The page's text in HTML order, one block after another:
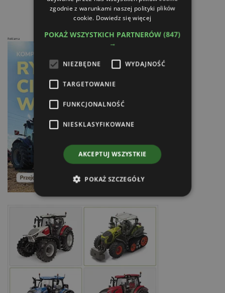
Reklama
zgodnie z warunkami naszej polityki plików
cookie. Dowiedz się więcej
POKAŻ WSZYSTKICH PARTNERÓW(847)
→
NIEZBĘDNE WYDAJNOŚĆ
TARGETOWANIE
FUNKCJONALNOŚĆ
NIESKLASYFIKOWANE
AKCEPTUJ WSZYSTKIE
POKAŻ SZCZEGÓŁY